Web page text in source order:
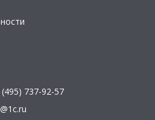
(495) 737-92-57